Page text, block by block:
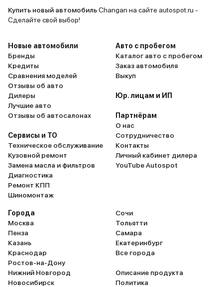
не общался, кто бы не был моим
пассажиром все однозначно
UNI - T просто не может не
нравится. Внутри - красавчик,
снаружи - красавчик, что ещё
нужно человеку? Красота спасёт
её
уровень
Купить новый автомобильChangan на сайте autospot.ru -
Сделайте свой выбор!
Новые автомобили
Бренды
Кредиты
Сравнения моделей
Отзывы об авто
Дилеры
Лучшие авто
Отзывы об автосалонах
Сервисы и ТО
Техническое обслуживание
Кузовной ремонт
Замена масла и фильтров
Диагностика
Ремонт КПП
Шиномонтаж
Авто с пробегом
Каталог авто с пробегом
Заказ автомобиля
Выкуп
Юр. лицам и ИП
Партнёрам
О нас
Сотрудничество
Контакты
Личный кабинет дилера
YouTube Autospot
Города
Москва
Пенза
Казань
Краснодар
Ростов-на-Дону
Нижний Новгород
Новосибирск
Сочи
Тольятти
Самара
Екатеринбург
Все города
Описание продукта
Политика